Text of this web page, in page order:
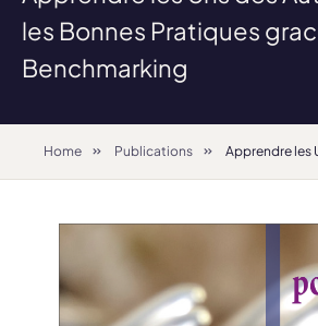
les Bonnes Pratiques
Benchmarking
Home Publications